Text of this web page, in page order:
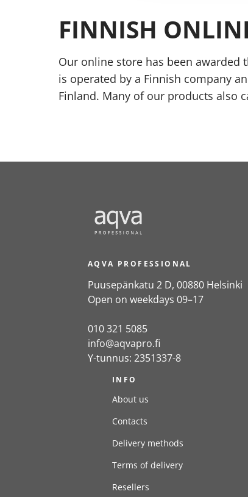
FINNISH
Our online store has been awarded
is operated by a Finnish company
Finland. Many of our products also
AQVA PROFESSIONAL
Puusepänkatu 2 D, 00880 Helsinki
Open on weekdays 09–17
010 321 5085
info@aqvapro.fi
Y-tunnus: 2351337-8
INFO
About us
Contacts
Delivery methods
Terms of delivery
Resellers